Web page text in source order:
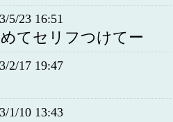
5/23 16:51
てセリフつけてー
2/17 19:47
1/10 13:43